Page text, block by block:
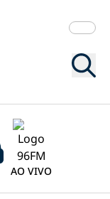
AO VIVO